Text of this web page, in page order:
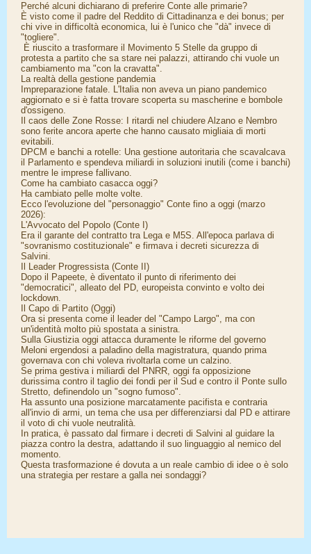
Perché alcuni dichiarano di preferire Conte alle primarie?
È visto come il padre del Reddito di Cittadinanza e dei bonus; per
chi vive in difficoltà economica, lui è l'unico che "dà" invece di
"togliere".
​ È riuscito a trasformare il Movimento 5 Stelle da gruppo di
protesta a partito che sa stare nei palazzi, attirando chi vuole un
cambiamento ma "con la cravatta".
​La realtà della gestione pandemia
​Impreparazione fatale. L'Italia non aveva un piano pandemico
aggiornato e si è fatta trovare scoperta su mascherine e bombole
d'ossigeno.
​Il caos delle Zone Rosse: I ritardi nel chiudere Alzano e Nembro
sono ferite ancora aperte che hanno causato migliaia di morti
evitabili.
​DPCM e banchi a rotelle: Una gestione autoritaria che scavalcava
il Parlamento e spendeva miliardi in soluzioni inutili (come i banchi)
mentre le imprese fallivano.
​Come ha cambiato casacca oggi?
​Ha cambiato pelle molte volte.
Ecco l'evoluzione del "personaggio" Conte fino a oggi (marzo
2026):
​L'Avvocato del Popolo (Conte I)
Era il garante del contratto tra Lega e M5S. All'epoca parlava di
"sovranismo costituzionale" e firmava i decreti sicurezza di
Salvini.
​Il Leader Progressista (Conte II)
Dopo il Papeete, è diventato il punto di riferimento dei
"democratici", alleato del PD, europeista convinto e volto dei
lockdown.
​Il Capo di Partito (Oggi)
Ora si presenta come il leader del "Campo Largo", ma con
un'identità molto più spostata a sinistra.
​Sulla Giustizia oggi attacca duramente le riforme del governo
Meloni ergendosi a paladino della magistratura, quando prima
governava con chi voleva rivoltarla come un calzino.
​Se prima gestiva i miliardi del PNRR, oggi fa opposizione
durissima contro il taglio dei fondi per il Sud e contro il Ponte sullo
Stretto, definendolo un "sogno fumoso".
Ha assunto una posizione marcatamente pacifista e contraria
all'invio di armi, un tema che usa per differenziarsi dal PD e attirare
il voto di chi vuole neutralità.
​In pratica, è passato dal firmare i decreti di Salvini al guidare la
piazza contro la destra, adattando il suo linguaggio al nemico del
momento.
​Questa trasformazione é dovuta a un reale cambio di idee o è solo
una strategia per restare a galla nei sondaggi?